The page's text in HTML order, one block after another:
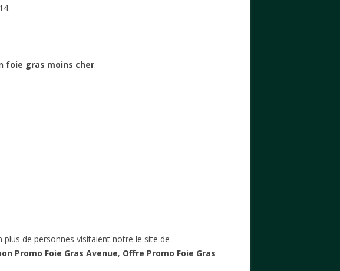
foie gras moins cher.
de personnes visitaient notre le site de
Promo Foie Gras Avenue, Offre Promo Foie Gras